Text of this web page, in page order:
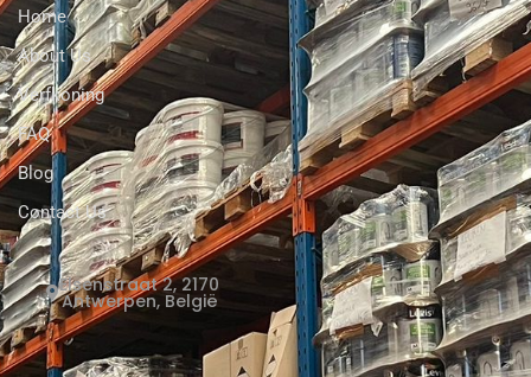
Home
About Us
Verfkoning
FAQ
Blog
Contact Us
Elsenstraat 2, 2170
Antwerpen, België